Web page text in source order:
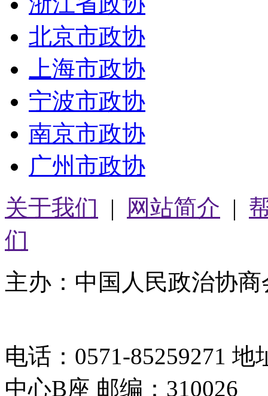
北京市政协
上海市政协
宁波市政协
南京市政协
广州市政协
关于我们 | 网站简介 |
们
主办：中国人民政治协
电话：0571-85259271
中心B座 邮编：310026